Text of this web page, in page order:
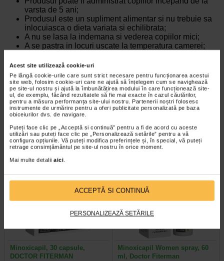
Acest site utilizează cookie-uri
Pe lângă cookie-urile care sunt strict necesare pentru funcționarea acestui
site web, folosim cookie-uri care ne ajută să înțelegem cum se navighează
pe site-ul nostru și ajută la îmbunătățirea modului în care funcționează site-
ul, de exemplu, făcând rezultatele să fie mai exacte în cazul căutărilor,
pentru a măsura performanța site-ului nostru. Partenerii noștri folosesc
instrumente de urmărire pentru a oferi publicitate personalizată pe baza
obiceiurilor dvs. de navigare.
Puteți face clic pe „Acceptă si continuă” pentru a fi de acord cu aceste
utilizări sau puteți face clic pe „Personalizează setările” pentru a vă
configura opțiunile. Vă puteți modifica preferințele și, în special, vă puteți
retrage consimțământul pe site-ul nostru în orice moment.
Mai multe detalii aici.
ACCEPTĂ SI CONTINUĂ
PERSONALIZEAZĂ SETĂRILE
varsta de 5 ani;
Produsul este un supliment alimentar si nu trebuie sa
inlocuiasca o dieta variata si echilibrata;
A nu se lasa la indemana si vederea copiilor mici;
A se pastra in locuri uscate la temperatura camerei;
Toxicitate, efecte adverse si efecte secundare;
Nu s-au raportat efecte adverse,secundare sau efecte
toxice.
Producator: STADA
*Pentru pret te asteptam in cea mai apropiata farmacie Catena
VEZI PRODUSE DIN ACEEASI CATEGORIE
Preț redus: 43.13 Lei
Minoxicapil, 30 capsule,
DOCTOR FITERMAN
Preț redus: 62.79 Lei
Minoxicapil Women spray, 60
ml, Doctor Fiterman